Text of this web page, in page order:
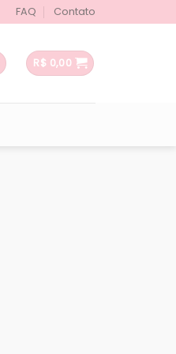
FAQ Contato
R$ 0,00